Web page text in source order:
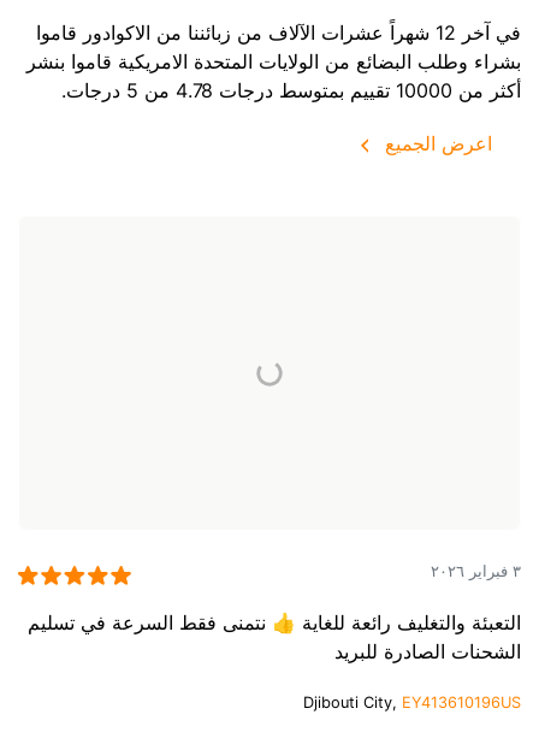
في آخر 12 شهراً عشرات الآلاف من زبائننا من الاكوادور قاموا
بشراء وطلب البضائع من الولايات المتحدة الامريكية قاموا بنشر
أكثر من 10000 تقييم بمتوسط درجات 4.78 من 5 درجات.
اعرض الجميع
٣ فبراير ٢٠٢٦
التعبئة والتغليف رائعة للغاية 👍 نتمنى فقط السرعة في تسليم
الشحنات الصادرة للبريد
Djibouti City, EY413610196US